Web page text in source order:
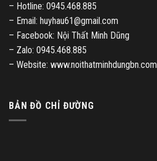
– Hotline: 0945.468.885
– Email: huyhau61@gmail.com
– Facebook: Nội Thất Minh Dũng
– Zalo: 0945.468.885
– Website: www.noithatminhdungbn.com
BẢN ĐỒ CHỈ ĐƯỜNG